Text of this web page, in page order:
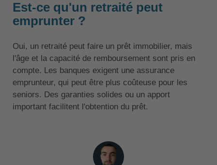
Est-ce qu'un retraité peut
emprunter ?
Oui, un retraité peut faire un prêt immobilier, mais
l'âge et la capacité de remboursement sont pris en
compte. Les banques exigent une assurance
emprunteur, qui peut être plus coûteuse pour les
seniors. Des garanties solides ou un apport
important facilitent l'obtention du prêt.